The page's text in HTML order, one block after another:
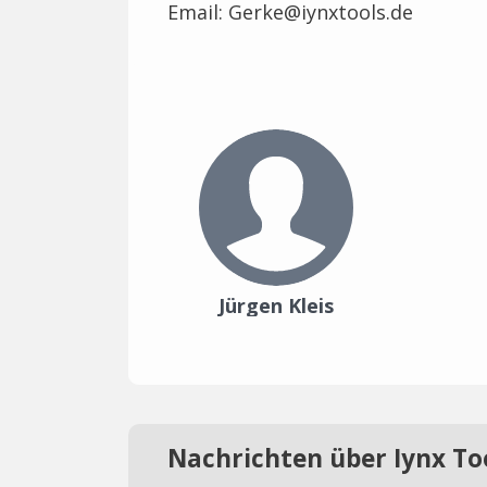
Email: Gerke@iynxtools.de
Jürgen Kleis
Nachrichten über Iynx